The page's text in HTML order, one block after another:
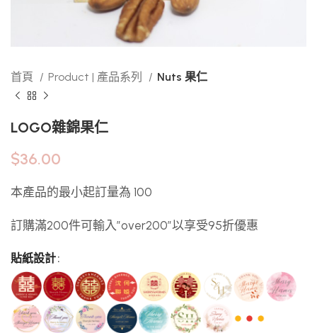
首頁 Product | 產品系列 Nuts 果仁
LOGO雜錦果仁
$36.00
本產品的最小起訂量為 100
訂購滿200件可輸入”over200″以享受95折優惠
貼紙設計